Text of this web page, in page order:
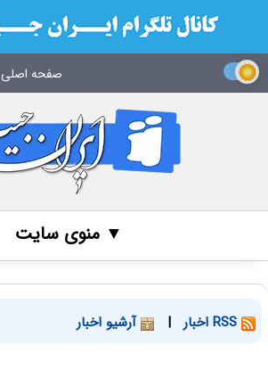
صفحه اصلی
▼ منوی سایت
| آرشیو اخبار